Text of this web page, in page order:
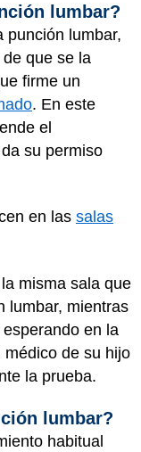
lumbar?
punción lumbar,
que se la
firme un
. En este
el
su permiso
en las salas
misma sala que
lumbar, mientras
en la
de su hijo
la prueba.
lumbar?
habitual